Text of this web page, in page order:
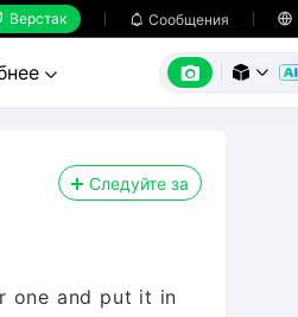
Верстак  Сообщения 
   
Следуйте за
one and put it in